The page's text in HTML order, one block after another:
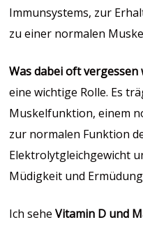
Immunsystems, zur
zu einer normalen
Was dabei oft
eine wichtige Rolle. Es
Muskelfunktion, einem
zur normalen Funktion
Elektrolytgleichgewicht
Müdigkeit und
Ich seheVitamin D und